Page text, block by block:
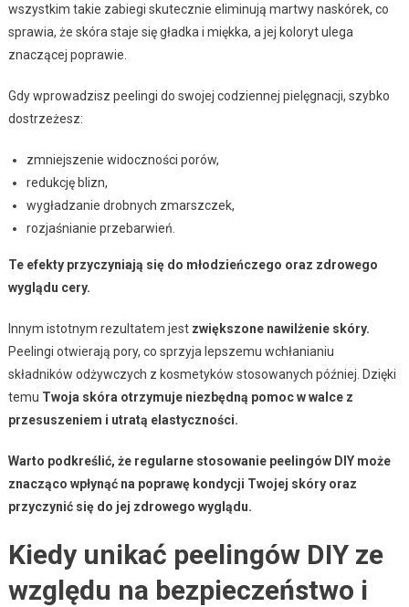
wszystkim takie zabiegi skutecznie eliminują martwy naskórek, co
sprawia, że skóra staje się gładka i miękka, a jej koloryt ulega
znaczącej poprawie.
Gdy wprowadzisz peelingi do swojej codziennej pielęgnacji, szybko
dostrzeżesz:
zmniejszenie widoczności porów,
redukcję blizn,
wygładzanie drobnych zmarszczek,
rozjaśnianie przebarwień.
Te efekty przyczyniają się do młodzieńczego oraz zdrowego
wyglądu cery.
Innym istotnym rezultatem jest zwiększone nawilżenie skóry.
Peelingi otwierają pory, co sprzyja lepszemu wchłanianiu
składników odżywczych z kosmetyków stosowanych później. Dzięki
temu Twoja skóra otrzymuje niezbędną pomoc w walce z
przesuszeniem i utratą elastyczności.
Warto podkreślić, że regularne stosowanie peelingów DIY może
znacząco wpłynąć na poprawę kondycji Twojej skóry oraz
przyczynić się do jej zdrowego wyglądu.
Kiedy unikać peelingów DIY ze
względu na bezpieczeństwo i